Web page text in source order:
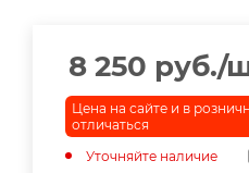
8 250 руб./
Цена на сайте и в
отличаться
Уточняйте наличие